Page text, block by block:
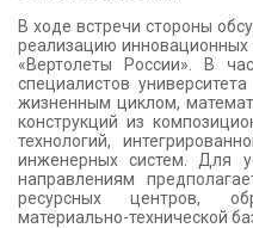
В ходе встречи стороны
реализацию инновационных
«Вертолеты России». В
специалистов
жизненным циклом,
конструкций из
технологий,
инженерных систем. Для
направлениям
ресурсных центров,
материально-технической